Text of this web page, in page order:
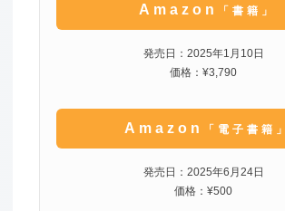
Amazon 「書籍」
発売日：2025年1月10日
価格：¥3,790
Amazon 「電子書籍」
発売日：2025年6月24日
価格：¥500